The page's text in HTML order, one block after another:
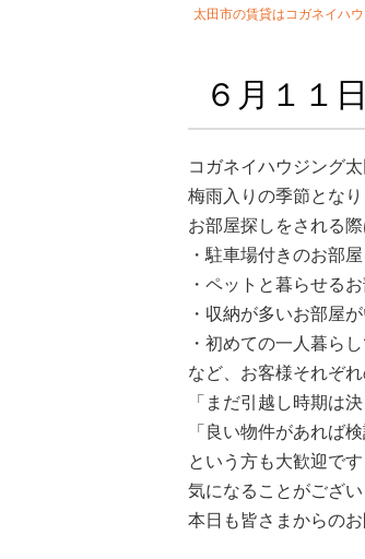
太田市の賃貸はコガネイハ
６月１１
コガネイハウジング
梅雨入りの季節とな
お部屋探しをされる
・駐車場付きのお部
・ペットと暮らせる
・収納が多いお部屋
・初めての一人暮ら
など、お客様それぞ
「まだ引越し時期は
「良い物件があれば検
という方も大歓迎です
気になることがござ
本日も皆さまからの